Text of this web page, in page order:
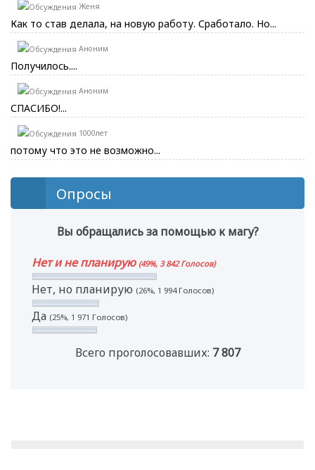
Женя
Как то став делала, на новую работу. Сработало. Но...
Аноним
Получилось....
Аноним
СПАСИБО!...
1000лет
потому что это не возможно...
Опросы
Вы обращались за помощью к магу?
Нет и не планирую (49%, 3 842 Голосов)
Нет, но планирую (26%, 1 994 Голосов)
Да (25%, 1 971 Голосов)
Всего проголосовавших: 7 807